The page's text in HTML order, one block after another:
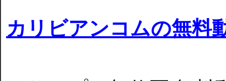
カリビアンコムの無料